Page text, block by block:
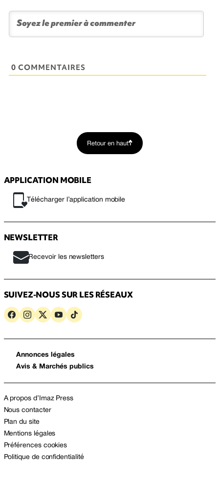
0 COMMENTAIRES
Retour en haut
APPLICATION MOBILE
Télécharger l’application mobile
NEWSLETTER
Recevoir les newsletters
SUIVEZ-NOUS SUR LES RÉSEAUX
Annonces légales
Avis & Marchés publics
A propos d’Imaz Press
Nous contacter
Plan du site
Mentions légales
Préférences cookies
Politique de confidentialité